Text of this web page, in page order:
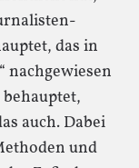
das in
nachgewiesen
auch. Dabei
und